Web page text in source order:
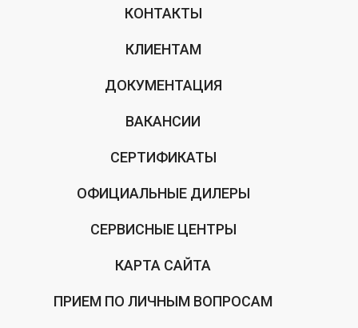
КОНТАКТЫ
КЛИЕНТАМ
ДОКУМЕНТАЦИЯ
ВАКАНСИИ
СЕРТИФИКАТЫ
ОФИЦИАЛЬНЫЕ ДИЛЕРЫ
СЕРВИСНЫЕ ЦЕНТРЫ
КАРТА САЙТА
ПРИЕМ ПО ЛИЧНЫМ ВОПРОСАМ